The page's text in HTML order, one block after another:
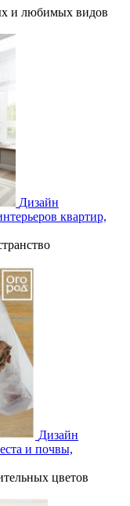
и любимых видов
Дизайн
квартир,
Дизайн
и почвы,
цветов